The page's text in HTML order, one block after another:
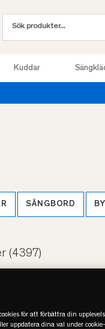
Kuddar
SÄNGBORD
(4397)
för att förbättra din
uppdatera dina val under